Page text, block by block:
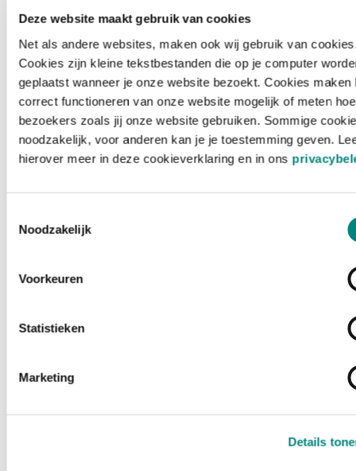
Deze website maakt gebruik van cookies
Net als andere websites, maken ook wij gebruik van
Cookies zijn kleine tekstbestanden die op je computer
geplaatst wanneer je onze website bezoekt. Cookies maken
correct functioneren van onze website mogelijk of meten hoe
bezoekers zoals jij onze website gebruiken. Sommige
noodzakelijk, voor anderen kan je je toestemming geven.
hierover meer in deze cookieverklaring en in ons
Noodzakelijk
Voorkeuren
Statistieken
Marketing
Details